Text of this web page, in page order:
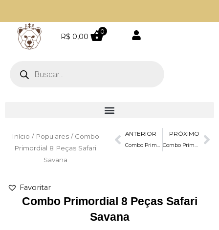
conteúdo
Todo o site com 5% de desconto no PIX
R$ 0,00
0
Início / Populares/ Combo
Primordial 8 Peças Safari
Savana
Prev
ANTERIOR
Combo Primordial 8 Peças Safari Selva
PRÓXIMO
Combo Primordial 8 Peças Xadrez Verde
Favoritar
Combo Primordial 8 Peças Safari
Savana
Macacão Xadrez Gola
Dinossauro Mini & Co - RN